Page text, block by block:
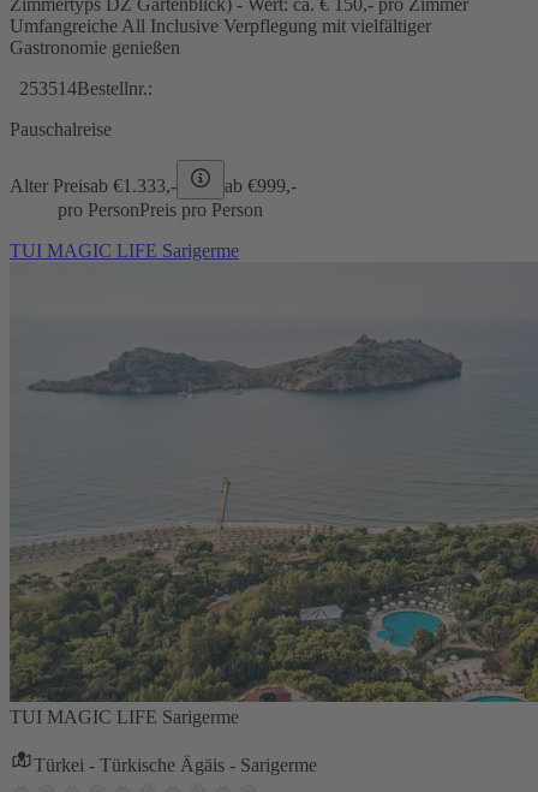
Umfangreiche All Inclusive Verpflegung mit vielfältiger
Gastronomie genießen
253514Bestellnr.:
Pauschalreise
Alter Preisab €1.333,- ab €999,-
pro PersonPreis pro Person
TUI MAGIC LIFE Sarigerme
TUI MAGIC LIFE Sarigerme
Türkei - Türkische Ägäis - Sarigerme